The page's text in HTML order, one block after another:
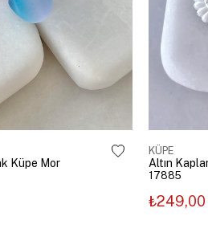
Küpe Mor
KÜPE
17885
₺249,00